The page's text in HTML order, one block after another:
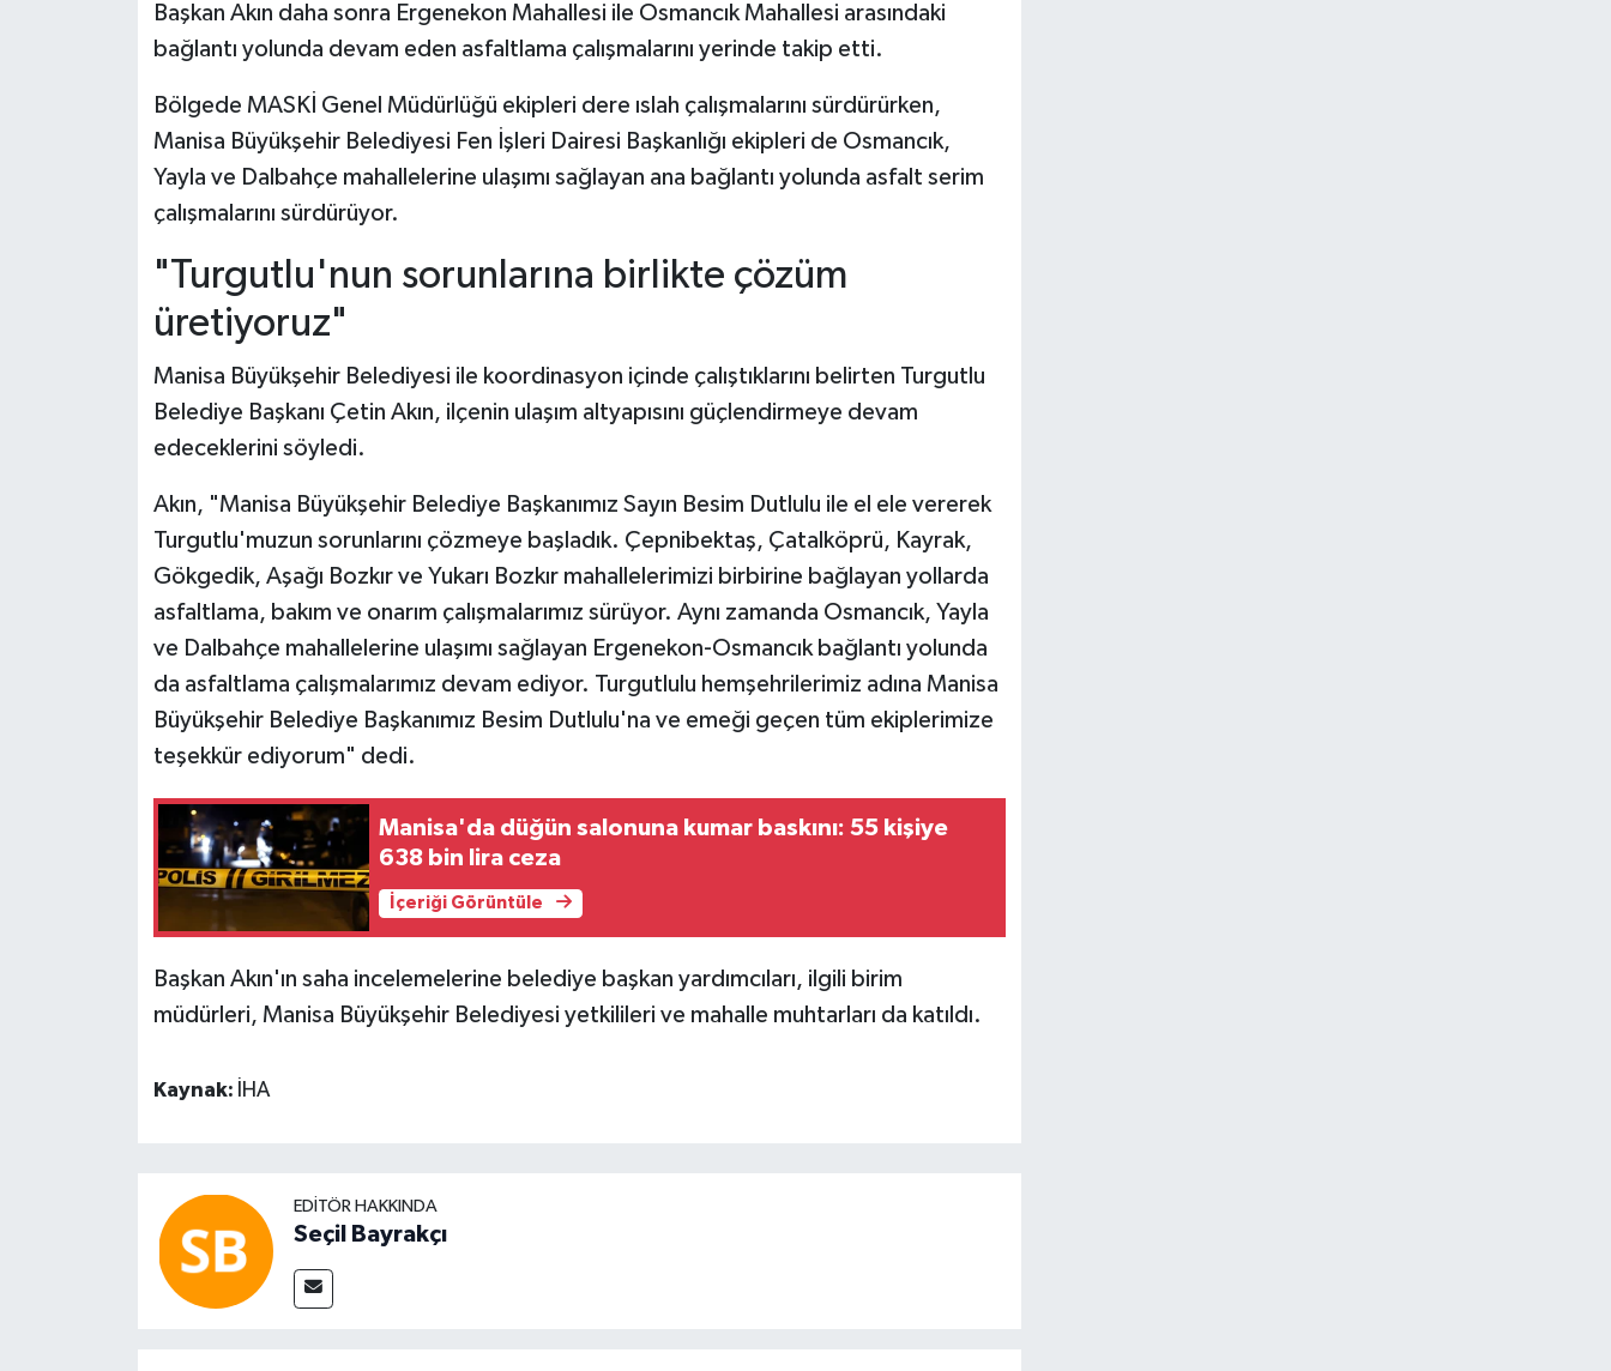
Başkan Akın daha sonra Ergenekon Mahallesi ile Osmancık Mahallesi arasındaki
bağlantı yolunda devam eden asfaltlama çalışmalarını yerinde takip etti.
Bölgede MASKİ Genel Müdürlüğü ekipleri dere ıslah çalışmalarını sürdürürken,
Manisa Büyükşehir Belediyesi Fen İşleri Dairesi Başkanlığı ekipleri de Osmancık,
Yayla ve Dalbahçe mahallelerine ulaşımı sağlayan ana bağlantı yolunda asfalt serim
çalışmalarını sürdürüyor.
"Turgutlu'nun sorunlarına birlikte çözüm
üretiyoruz"
Manisa Büyükşehir Belediyesi ile koordinasyon içinde çalıştıklarını belirten Turgutlu
Belediye Başkanı Çetin Akın, ilçenin ulaşım altyapısını güçlendirmeye devam
edeceklerini söyledi.
Akın, "Manisa Büyükşehir Belediye Başkanımız Sayın Besim Dutlulu ile el ele vererek
Turgutlu'muzun sorunlarını çözmeye başladık. Çepnibektaş, Çatalköprü, Kayrak,
Gökgedik, Aşağı Bozkır ve Yukarı Bozkır mahallelerimizi birbirine bağlayan yollarda
asfaltlama, bakım ve onarım çalışmalarımız sürüyor. Aynı zamanda Osmancık, Yayla
ve Dalbahçe mahallelerine ulaşımı sağlayan Ergenekon-Osmancık bağlantı yolunda
da asfaltlama çalışmalarımız devam ediyor. Turgutlulu hemşehrilerimiz adına Manisa
Büyükşehir Belediye Başkanımız Besim Dutlulu'na ve emeği geçen tüm ekiplerimize
teşekkür ediyorum" dedi.
Manisa'da düğün salonuna kumar baskını: 55 kişiye
638 bin lira ceza
İçeriği Görüntüle
Başkan Akın'ın saha incelemelerine belediye başkan yardımcıları, ilgili birim
müdürleri, Manisa Büyükşehir Belediyesi yetkilileri ve mahalle muhtarları da katıldı.
Kaynak: İHA
EDITÖR HAKKINDA
Seçil Bayrakçı